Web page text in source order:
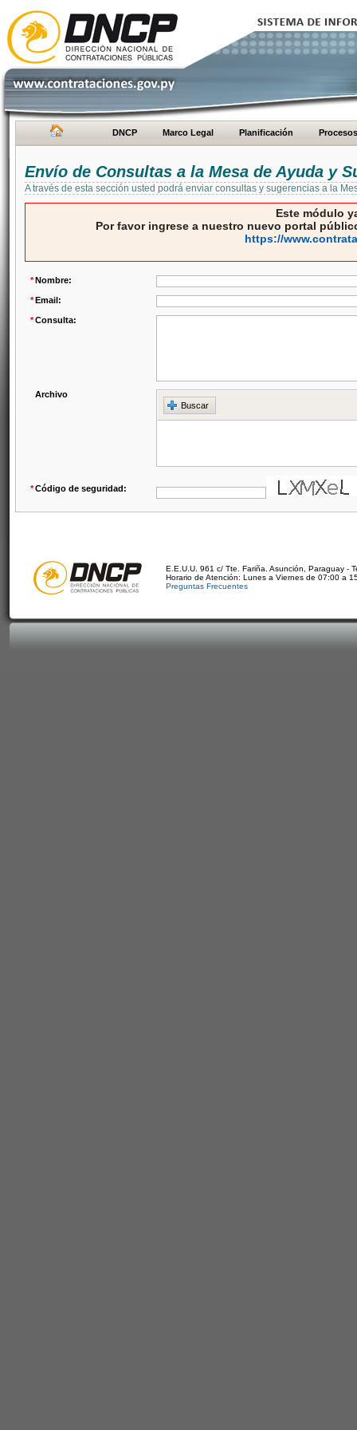
DNCP Marco Legal Planificación Procesos
Envío de Consultas a la Mesa de Ayuda y
A través de esta sección usted podrá enviar consultas y sugerencias a la
Este módulo
Por favor ingrese a nuestro nuevo portal
https://
*Nombre:
*Email:
*Consulta:
Archivo
Buscar
*Código de seguridad:
E.E.U.U. 961 c/ Tte. Fariña. Asunción, Paraguay -
Horario de Atención: Lunes a Viernes de 07:00 a
Preguntas Frecuentes